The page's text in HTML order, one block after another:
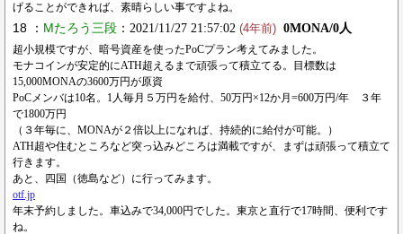
げることができれば、素晴らしい事ですよね。
18 ： Mたろう三段 ：2021/11/27 21:57:02 (4年前) 0MONA/0人
超小規模ですが、暗号資産を使ったPoCプラン考えてみました。
モナコインが安定的にATH超えるまで頑張って積立てる。目標数は
15,000MONAの3600万円が原資
PoCメンバは10名。1人毎月５万円を給付、50万円×12か月=600万円/年 ３年
で1800万円
（３年毎に、MONAが２倍以上になれば、持続的に給付が可能。）
ATH超や住むところなど突っ込みどころは満載ですが、まずは頑張って積立て
行きます。
あと、四国（徳島など）に行ってみます。
otf.jp
年末予約しました。車込みで34,000円でした。東京と直行で17時間、便利です
ね。